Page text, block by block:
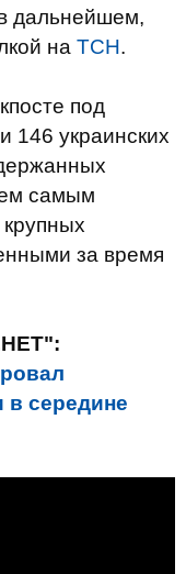
дальнейшем,
на ТСН.
под
146 украинских
самым
за время
в середине